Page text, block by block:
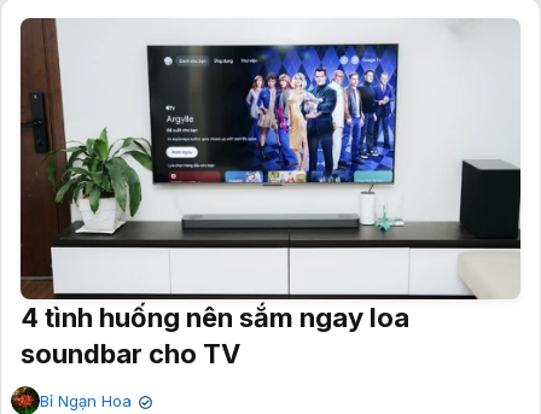
4 tình huống nên sắm ngay loa
soundbar cho TV
Bỉ Ngạn Hoa ✔